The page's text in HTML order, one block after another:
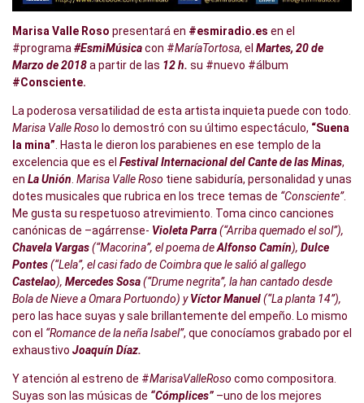
Marisa Valle Roso presentará en #esmiradio.es en el
#programa #EsmiMúsicacon #MaríaTortosa, el Martes, 20 de
Marzo de 2018a partir de las 12 h. su #nuevo #álbum
#Consciente.
La poderosa versatilidad de esta artista inquieta puede con todo.
Marisa Valle Roso lo demostró con su último espectáculo, “Suena
la mina” . Hasta le dieron los parabienes en ese templo de la
excelencia que es el Festival Internacional del Cante de las Minas,
en La Unión Marisa Valle Roso tiene sabiduría, personalidad y unas
dotes musicales que rubrica en los trece temas de “Consciente”.
Me gusta su respetuoso atrevimiento. Toma cinco canciones
canónicas de –agárrense- Violeta Parra(“Arriba quemado el sol”),
Chavela Vargas(“Macorina”, el poema deAlfonso Camín), Dulce
Pontes(“Lela”, el casi fado de Coimbra que le salió al gallego
Castelao), Mercedes Sosa(“Drume negrita”, la han cantado desde
Bola de Nieve a Omara Portuondo) yVíctor Manuel(“La planta 14”),
pero las hace suyas y sale brillantemente del empeño. Lo mismo
con el “Romance de la neña Isabel”, que conocíamos grabado por el
exhaustivo Joaquín Díaz.
Y atención al estreno de #MarisaValleRoso como compositora.
Suyas son las músicas de “Cómplices” –uno de los mejores